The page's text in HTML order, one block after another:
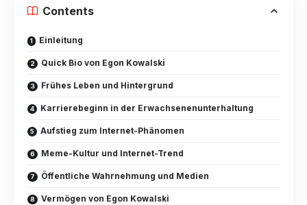
Contents
Einleitung
Quick Bio von Egon Kowalski
Frühes Leben und Hintergrund
Karrierebeginn in der Erwachsenenunterhaltung
Aufstieg zum Internet-Phänomen
Meme-Kultur und Internet-Trend
Öffentliche Wahrnehmung und Medien
Vermögen von Egon Kowalski